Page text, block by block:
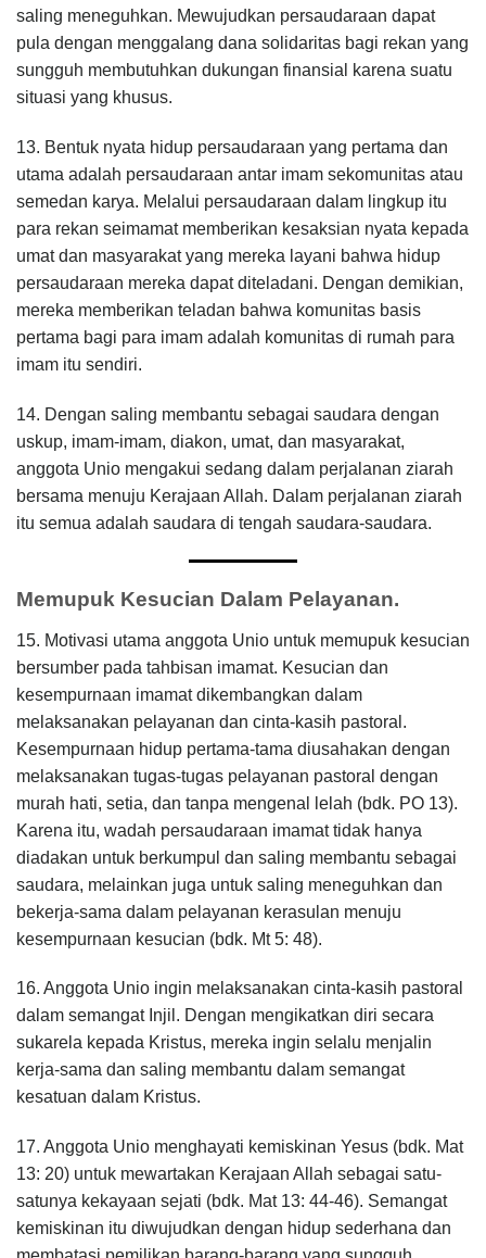
saling meneguhkan. Mewujudkan persaudaraan dapat
pula dengan menggalang dana solidaritas bagi rekan yang
sungguh membutuhkan dukungan finansial karena suatu
situasi yang khusus.
13. Bentuk nyata hidup persaudaraan yang pertama dan
utama adalah persaudaraan antar imam sekomunitas atau
semedan karya. Melalui persaudaraan dalam lingkup itu
para rekan seimamat memberikan kesaksian nyata kepada
umat dan masyarakat yang mereka layani bahwa hidup
persaudaraan mereka dapat diteladani. Dengan demikian,
mereka memberikan teladan bahwa komunitas basis
pertama bagi para imam adalah komunitas di rumah para
imam itu sendiri.
14. Dengan saling membantu sebagai saudara dengan
uskup, imam-imam, diakon, umat, dan masyarakat,
anggota Unio mengakui sedang dalam perjalanan ziarah
bersama menuju Kerajaan Allah. Dalam perjalanan ziarah
itu semua adalah saudara di tengah saudara-saudara.
Memupuk Kesucian Dalam Pelayanan.
15. Motivasi utama anggota Unio untuk memupuk kesucian
bersumber pada tahbisan imamat. Kesucian dan
kesempurnaan imamat dikembangkan dalam
melaksanakan pelayanan dan cinta-kasih pastoral.
Kesempurnaan hidup pertama-tama diusahakan dengan
melaksanakan tugas-tugas pelayanan pastoral dengan
murah hati, setia, dan tanpa mengenal lelah (bdk. PO 13).
Karena itu, wadah persaudaraan imamat tidak hanya
diadakan untuk berkumpul dan saling membantu sebagai
saudara, melainkan juga untuk saling meneguhkan dan
bekerja-sama dalam pelayanan kerasulan menuju
kesempurnaan kesucian (bdk. Mt 5: 48).
16. Anggota Unio ingin melaksanakan cinta-kasih pastoral
dalam semangat Injil. Dengan mengikatkan diri secara
sukarela kepada Kristus, mereka ingin selalu menjalin
kerja-sama dan saling membantu dalam semangat
kesatuan dalam Kristus.
17. Anggota Unio menghayati kemiskinan Yesus (bdk. Mat
13: 20) untuk mewartakan Kerajaan Allah sebagai satu-
satunya kekayaan sejati (bdk. Mat 13: 44-46). Semangat
kemiskinan itu diwujudkan dengan hidup sederhana dan